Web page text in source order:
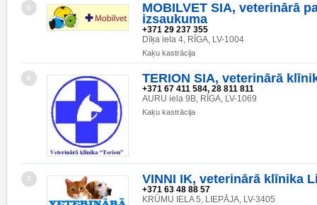
5
MOBILVET SIA, veterinārā
izsaukuma
+371 29 237 355
Dīķa iela 4, RĪGA, LV-1004
Kaķu kastrācija
6 TERION SIA, veterinārā
+371 67 411 584, 28 811 811
AURU iela 9B, RĪGA, LV-1069
Kaķu kastrācija
7 VINNI IK, veterinārā klīnika
+371 63 48 88 57
KRŪMU IELA 5, LIEPĀJA, LV-3405